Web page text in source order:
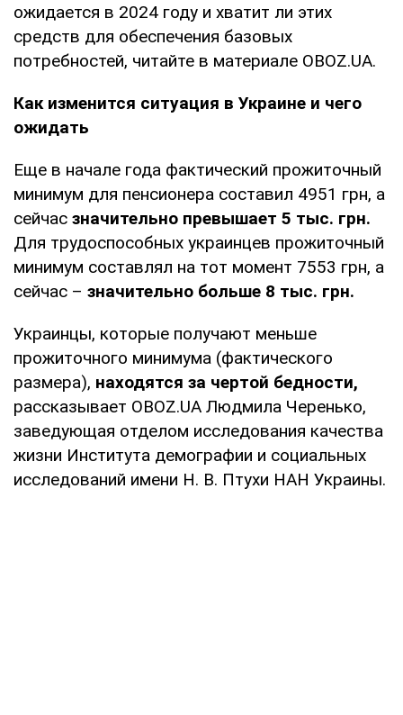
ожидается в 2024 году и хватит ли этих
средств для обеспечения базовых
потребностей, читайте в материале OBOZ.UA.
Как изменится ситуация в Украине и чего
ожидать
Еще в начале года фактический прожиточный
минимум для пенсионера составил 4951 грн, а
сейчас значительно превышает 5 тыс. грн.
Для трудоспособных украинцев прожиточный
минимум составлял на тот момент 7553 грн, а
сейчас – значительно больше 8 тыс. грн.
Украинцы, которые получают меньше
прожиточного минимума (фактического
размера), находятся за чертой бедности,
рассказывает OBOZ.UA Людмила Черенько,
заведующая отделом исследования качества
жизни Института демографии и социальных
исследований имени Н. В. Птухи НАН Украины.